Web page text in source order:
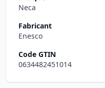
Neca
Fabricant
Enesco
Code GTIN
0634482451014